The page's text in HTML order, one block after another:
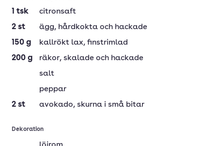
1 tsk
citronsaft
2 st ägg, hårdkokta och hackade
150 g kallrökt lax, finstrimlad
200 g räkor, skalade och hackade
salt
peppar
2 st avokado, skurna i små bitar
Dekoration